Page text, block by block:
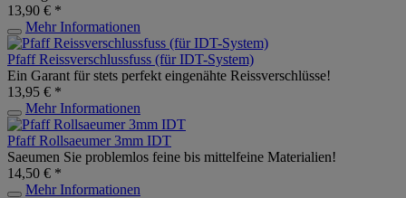
13,90 € *
Mehr Informationen
Pfaff Reissverschlussfuss (für IDT-System)
Ein Garant für stets perfekt eingenähte Reissverschlüsse!
13,95 € *
Mehr Informationen
Pfaff Rollsaeumer 3mm IDT
Saeumen Sie problemlos feine bis mittelfeine Materialien!
14,50 € *
Mehr Informationen